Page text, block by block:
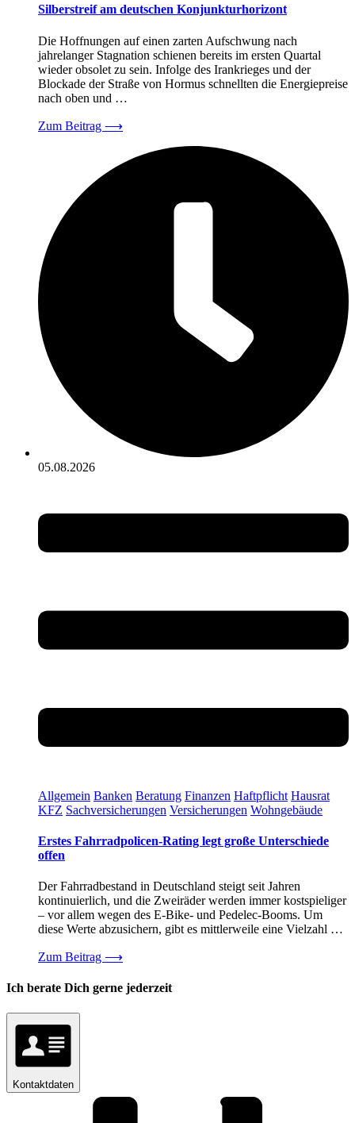
Silberstreif am deutschen Konjunkturhorizont
Die Hoffnungen auf einen zarten Aufschwung nach
jahrelanger Stagnation schienen bereits im ersten Quartal
wieder obsolet zu sein. Infolge des Irankrieges und der
Blockade der Straße von Hormus schnellten die Energiepreise
nach oben und …
Zum Beitrag ⟶
05.08.2026
Allgemein Banken Beratung Finanzen Haftpflicht Hausrat
KFZ Sachversicherungen Versicherungen Wohngebäude
Erstes Fahrradpolicen-Rating legt große Unterschiede
offen
Der Fahrradbestand in Deutschland steigt seit Jahren
kontinuierlich, und die Zweiräder werden immer kostspieliger
– vor allem wegen des E-Bike- und Pedelec-Booms. Um
diese Werte abzusichern, gibt es mittlerweile eine Vielzahl …
Zum Beitrag ⟶
Ich berate Dich gerne jederzeit
Kontaktdaten